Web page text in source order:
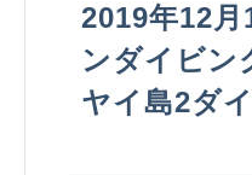
2019年12
ンダイビン
ヤイ島2ダ